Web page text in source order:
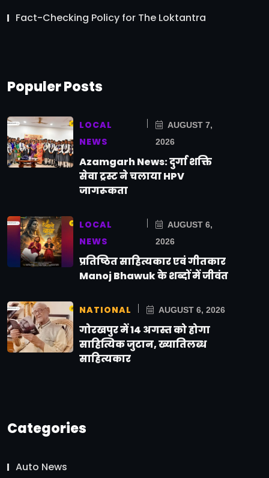
Fact-Checking Policy for The Loktantra
Populer Posts
LOCAL
NEWS
AUGUST 7,
2026
Azamgarh News: दुर्गा शक्ति
सेवा ट्रस्ट ने चलाया HPV
जागरूकता
LOCAL
NEWS
AUGUST 6,
2026
प्रतिष्ठित साहित्यकार एवं गीतकार
Manoj Bhawuk के शब्दों में जीवंत
NATIONAL AUGUST 6, 2026
गोरखपुर में 14 अगस्त को होगा
साहित्यिक जुटान, ख्यातिलब्ध
साहित्यकार
Categories
Auto News